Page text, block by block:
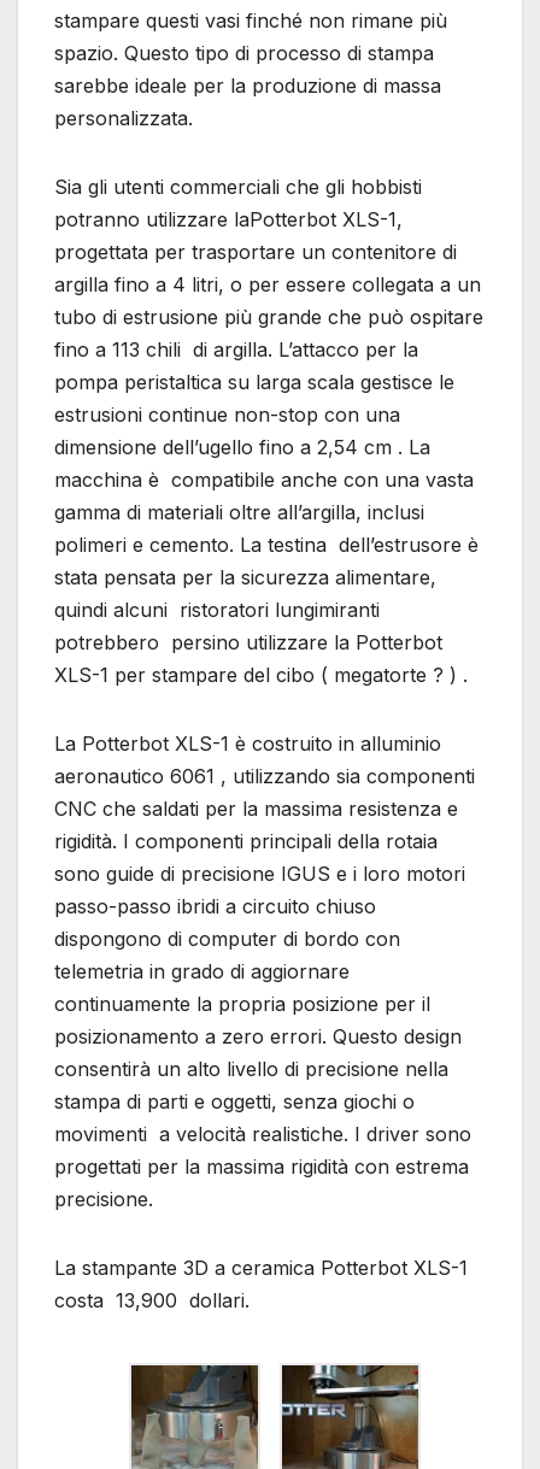
stampare questi vasi finché non rimane più
spazio. Questo tipo di processo di stampa
sarebbe ideale per la produzione di massa
personalizzata.
Sia gli utenti commerciali che gli hobbisti
potranno utilizzare laPotterbot XLS-1,
progettata per trasportare un contenitore di
argilla fino a 4 litri, o per essere collegata a un
tubo di estrusione più grande che può ospitare
fino a 113 chili di argilla. L’attacco per la
pompa peristaltica su larga scala gestisce le
estrusioni continue non-stop con una
dimensione dell’ugello fino a 2,54 cm . La
macchina è compatibile anche con una vasta
gamma di materiali oltre all’argilla, inclusi
polimeri e cemento. La testina dell’estrusore è
stata pensata per la sicurezza alimentare,
quindi alcuni ristoratori lungimiranti
potrebbero persino utilizzare la Potterbot
XLS-1 per stampare del cibo ( megatorte ? ) .
La Potterbot XLS-1 è costruito in alluminio
aeronautico 6061 , utilizzando sia componenti
CNC che saldati per la massima resistenza e
rigidità. I componenti principali della rotaia
sono guide di precisione IGUS e i loro motori
passo-passo ibridi a circuito chiuso
dispongono di computer di bordo con
telemetria in grado di aggiornare
continuamente la propria posizione per il
posizionamento a zero errori. Questo design
consentirà un alto livello di precisione nella
stampa di parti e oggetti, senza giochi o
movimenti a velocità realistiche. I driver sono
progettati per la massima rigidità con estrema
precisione.
La stampante 3D a ceramica Potterbot XLS-1
costa 13,900 dollari.